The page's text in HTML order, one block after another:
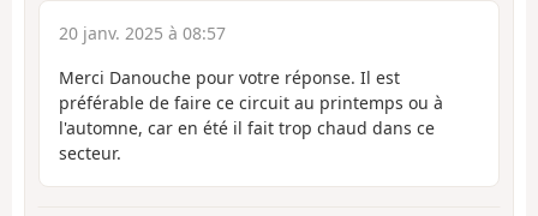
20 janv. 2025 à 08:57
Merci Danouche pour votre réponse. Il est
préférable de faire ce circuit au printemps ou à
l'automne, car en été il fait trop chaud dans ce
secteur.